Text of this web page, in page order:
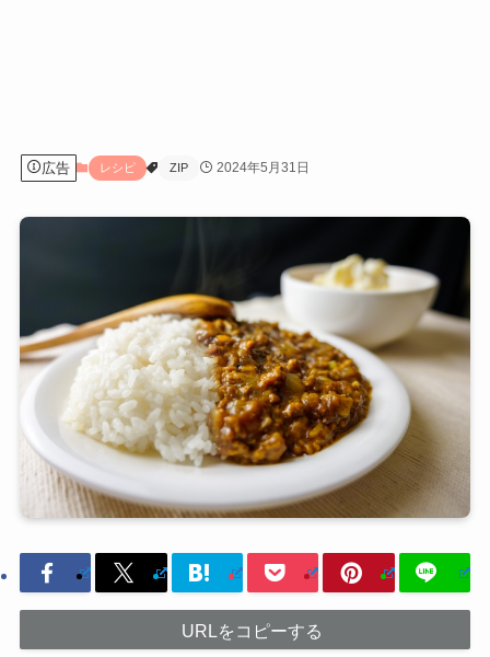
広告 レシピ ZIP 2024年5月31日
URLをコピーする